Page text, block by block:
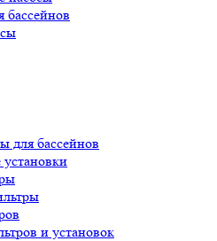
бассейнов
для бассейнов
и установок